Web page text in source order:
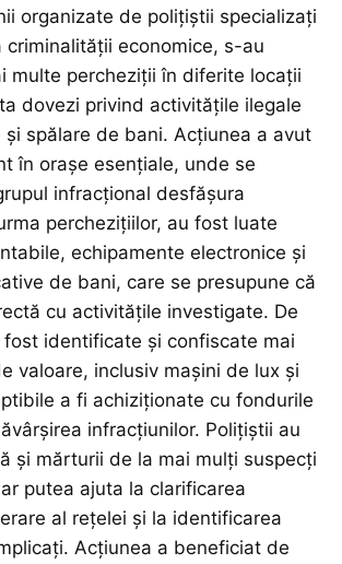
organizate de polițiștii specializați
criminalității economice, s-au
multe percheziții în diferite locații
dovezi privind activitățile ilegale
și spălare de bani. Acțiunea a avut
în orașe esențiale, unde se
infracțional desfășura
perchezițiilor, au fost luate
echipamente electronice și
de bani, care se presupune că
cu activitățile investigate. De
fost identificate și confiscate mai
valoare, inclusiv mașini de lux și
a fi achiziționate cu fondurile
infracțiunilor. Polițiștii au
și mărturii de la mai mulți suspecți
putea ajuta la clarificarea
al rețelei și la identificarea
Acțiunea a beneficiat de